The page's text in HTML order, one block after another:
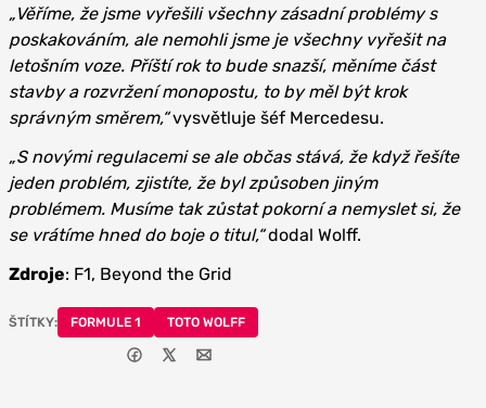
„Věříme, že jsme vyřešili všechny zásadní problémy s
poskakováním, ale nemohli jsme je všechny vyřešit na
letošním voze. Příští rok to bude snazší, měníme část
stavby a rozvržení monopostu, to by měl být krok
správným směrem,“vysvětluje šéf Mercedesu.
„S novými regulacemi se ale občas stává, že když řešíte
jeden problém, zjistíte, že byl způsoben jiným
problémem. Musíme tak zůstat pokorní a nemyslet si, že
se vrátíme hned do boje o titul,“dodal Wolff.
Zdroje: F1, Beyond the Grid
ŠTÍTKY: FORMULE 1 TOTO WOLFF